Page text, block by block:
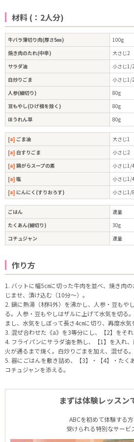
材料 (：2人分)
牛バラ薄切り肉(厚さ5㎜)
100g
焼き肉のたれ(中辛)
大さじ2
サラダ油
小さじ1/2
白炒りごま
小さじ1/2
人参(細切り)
80g
豆もやし(ひげ根を除く)
80g
ほうれん草
80g
[a] ごま油
大さじ1
[a] 白すりごま
小さじ2
[a] 鶏がらスープの素
小さじ1/4
[a] 塩
小さじ1/4
[a] にんにく(すりおろす) 小さじ1/8
ごはん
適量
たくあん(細切り)
30g
コチュジャン
適量
作り方
1. バットに幅5㎝に切った牛肉を並べ、焼き肉
じませ、漬け込む（10分～）。
2. 鍋に熱湯（材料外）を沸かし、人参・豆もや
る。人参・豆もやしはザルに上げて水気を切る
まし、水気をしぼって長さ4㎝に切り、再度水気
3. 混ぜ合わせた《a》を3等分にし、【2】をそれ
4. フライパンにサラダ油を熱し、【1】を入れ
火が通るまで焼く。白炒りごまを加え、混ぜる。
5. 器にごはんを敷き詰め、【3】・【4】・たく
コチュジャンを添える。
まずは体験レッスン
ABCを初めて体験する
受けられる特別なサービ